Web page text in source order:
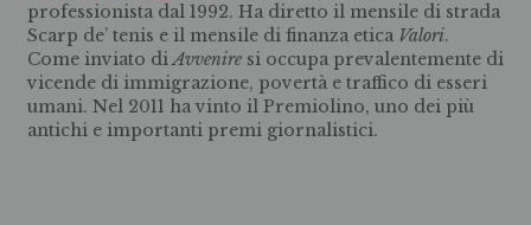
professionista dal 1992. Ha diretto il mensile di strada
Scarp de’ tenis e il mensile di finanza etica Valori.
Come inviato diAvvenire si occupa prevalentemente di
vicende di immigrazione, povertà e traffico di esseri
umani. Nel 2011 ha vinto il Premiolino, uno dei più
antichi e importanti premi giornalistici.